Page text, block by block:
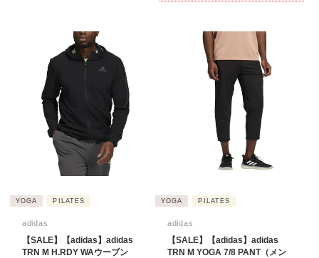
YOGA PILATES
adidas
【SALE】【adidas】adidas
TRN M H.RDY WAウーブン
YOGA PILATES
adidas
【SALE】【adidas】adidas
TRN M YOGA 7/8 PANT（メン